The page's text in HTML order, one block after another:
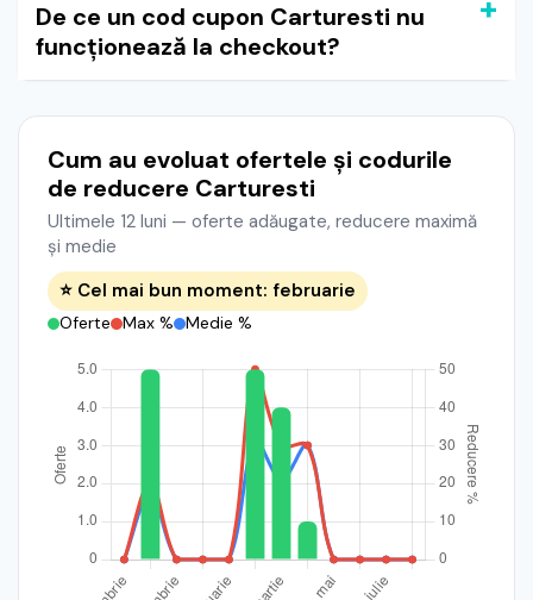
De ce un cod cupon Carturesti nu
funcționează la checkout?
Cum au evoluat ofertele și codurile
de reducere Carturesti
Ultimele 12 luni — oferte adăugate, reducere maximă
și medie
⭐ Cel mai bun moment: februarie
Oferte Max % Medie %